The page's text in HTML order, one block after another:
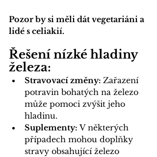
Pozor by si měli dát vegetariáni a
lidé s celiakií.
Řešení nízké hladiny
železa:
Stravovací změny: Zařazení
potravin bohatých na železo
může pomoci zvýšit jeho
hladinu.
Suplementy: V některých
případech mohou doplňky
stravy obsahující železo